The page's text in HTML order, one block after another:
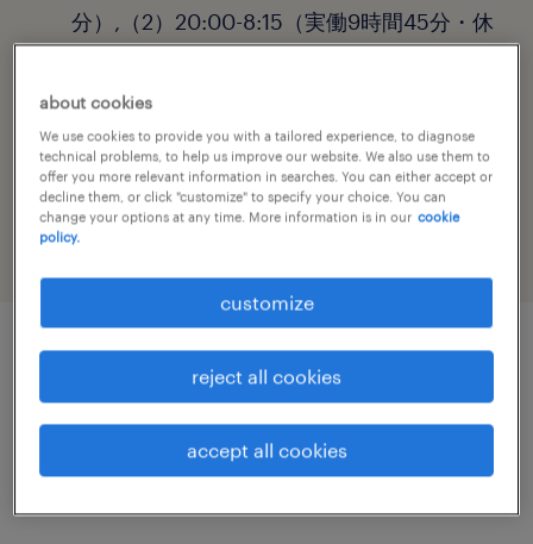
分）,（2）20:00-8:15（実働9時間45分・休
job category
information technology
about cookies
We use cookies to provide you with a tailored experience, to diagnose
technical problems, to help us improve our website. We also use them to
offer you more relevant information in searches. You can either accept or
decline them, or click "customize" to specify your choice. You can
change your options at any time. More information is in our cookie
policy.
customize
reject all cookies
accept all cookies